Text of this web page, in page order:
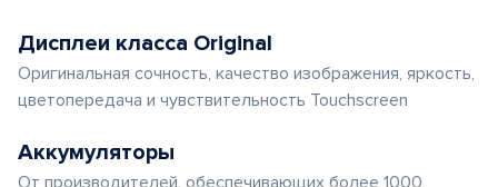
Дисплеи класса Original
Оригинальная сочность, качество изображения, яркость,
цветопередача и чувствительность Touchscreen
Аккумуляторы
От производителей, обеспечивающих более 1000